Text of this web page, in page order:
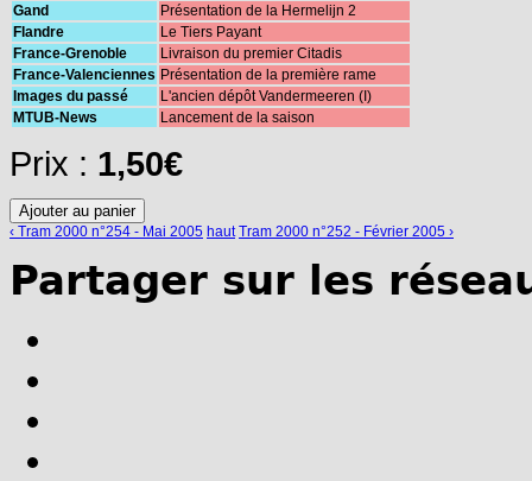
Gand
Présentation de la Hermelijn 2
Flandre
Le Tiers Payant
France-Grenoble
Livraison du premier Citadis
France-Valenciennes Présentation de la première rame
Images du passé
L'ancien dépôt Vandermeeren (I)
MTUB-News
Lancement de la saison
Prix : 1,50€
‹ Tram 2000 n°254 - Mai 2005 haut Tram 2000 n°252 - Février 2005 ›
Partager sur les